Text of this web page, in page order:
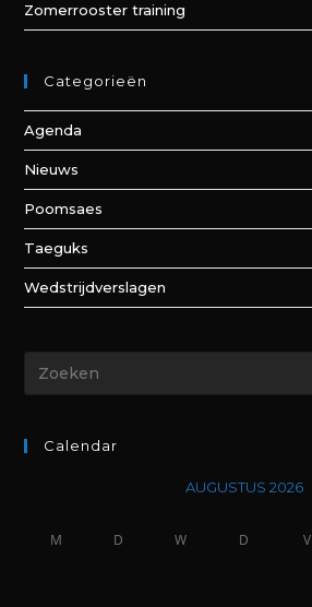
Zomerrooster training
Categorieën
Agenda
Nieuws
Poomsaes
Taeguks
Wedstrijdverslagen
Calendar
AUGUSTUS 2026
M D W D V